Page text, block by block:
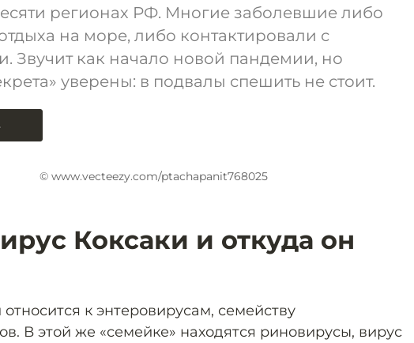
регионах РФ. Многие заболевшие либо
на море, либо контактировали с
Звучит как начало новой пандемии, но
уверены: в подвалы спешить не стоит.
© www.vecteezy.com/ptachapanit768025
Коксаки и откуда он
к энтеровирусам, семейству
В этой же «семейке» находятся риновирусы, вирус